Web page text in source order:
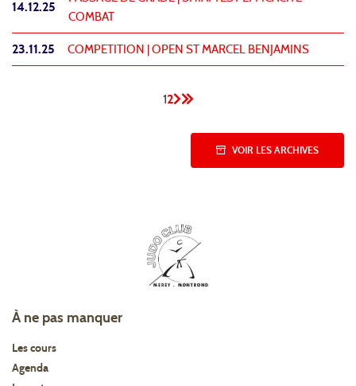
14.12.25
COMBAT
23.11.25 COMPETITION | OPEN ST MARCEL BENJAMINS
12
VOIR LES ARCHIVES
À ne pas manquer
Les cours
Agenda